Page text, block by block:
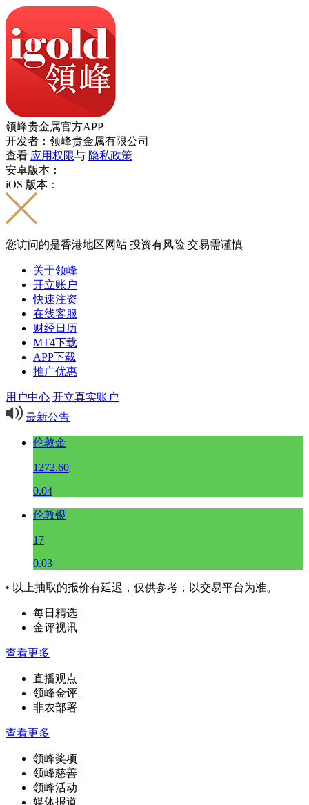
领峰贵金属官方APP
开发者：领峰贵金属有限公司
查看 应用权限与 隐私政策
安卓版本：
iOS 版本：
您访问的是香港地区网站 投资有风险 交易需谨慎
关于领峰
开立账户
快速注资
在线客服
财经日历
MT4下载
APP下载
推广优惠
用户中心 开立真实账户
最新公告
伦敦金
1272.60
0.04
伦敦银
17
0.03
• 以上抽取的报价有延迟，仅供参考，以交易平台为准。
每日精选|
金评视讯|
查看更多
直播观点|
领峰金评|
非农部署
查看更多
领峰奖项|
领峰慈善|
领峰活动|
媒体报道